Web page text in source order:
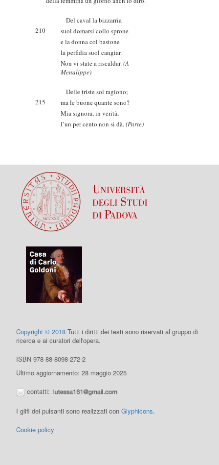
Del caval la bizzarria
210
suol domarsi collo sprone
e la donna col bastone
la perfidia suol cangiar.
Non vi state a riscaldar.(A
Menalippe)
Delle triste sol ragiono;
215
ma le buone quante sono?
Mia signora, in verità,
l’un per cento non si dà.(Parte)
Copyright © 2018 Tutti i diritti dei testi sono riservati al gruppo di
ricerca e ai curatori dell'opera.
ISBN 978-88-8098-272-2
Ultimo aggiornamento: 28 maggio 2025
contatti:
I glifi dei pulsanti sono realizzati conGlyphicons.
Cookie policy